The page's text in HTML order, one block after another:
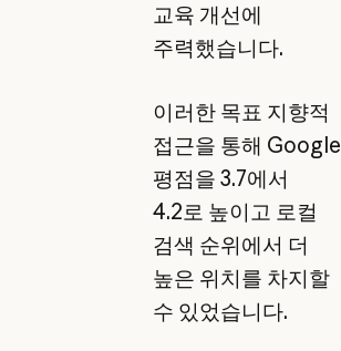
교육 개선에
주력했습니다.
이러한 목표 지향적
접근을 통해 Google
평점을 3.7에서
4.2로 높이고 로컬
검색 순위에서 더
높은 위치를 차지할
수 있었습니다.